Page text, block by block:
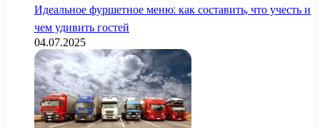
Идеальное фуршетное меню: как составить, что учесть и
чем удивить гостей
04.07.2025